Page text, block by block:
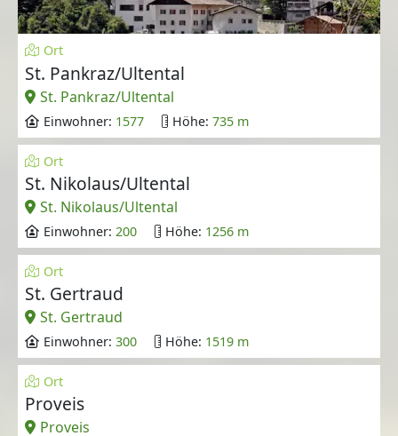
Ort
St. Pankraz/Ultental
St. Pankraz/Ultental
Einwohner: 1577 Höhe: 735 m
Ort
St. Nikolaus/Ultental
St. Nikolaus/Ultental
Einwohner: 200 Höhe: 1256 m
Ort
St. Gertraud
St. Gertraud
Einwohner: 300 Höhe: 1519 m
Ort
Proveis
Proveis